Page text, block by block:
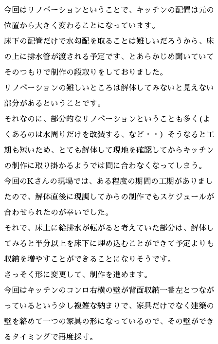
今回はリノベーションということで、キッチンの配置は元の
位置から大きく変わることになっています。
床下の配管だけで水勾配を取ることは難しいだろうから、床
の上に排水管が渡される予定です、とあらかじめ聞いていて
そのつもりで制作の段取りをしておりました。
リノベーションの難しいところは解体してみないと見えない
部分があるということです。
それなのに、部分的なリノベーションということも多く(よ
くあるのは水周りだけを改装する、など・・）そうなると工
期も短いため、とても解体して現地を確認してからキッチン
の制作に取り掛かるようでは間に合わなくなってしまう。
今回のKさんの現場では、ある程度の期間の工期がありまし
たので、解体直後に現調してからの制作でもスケジュールが
合わせられたのが幸いでした。
それで、床上に給排水が転がると考えていた部分は、解体し
てみると半分以上を床下に埋め込むことができて予定よりも
収納を増やすことができることになりそうです。
さっそく形に変更して、制作を進めます。
今回はキッチンのコンロ右横の壁が背面収納一番左とつなが
っているという少し複雑な納まりで、家具だけでなく建築の
壁を絡めて一つの家具の形になっているので、その壁ができ
るタイミングで再度採寸。